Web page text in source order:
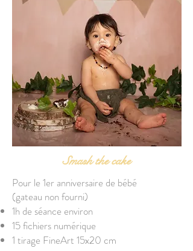
Smash the cake
Pour le 1er anniversaire de bébé
(gateau non fourni)
1h de séance environ
15 fichiers numérique
1 tirage FineArt 15x20 cm